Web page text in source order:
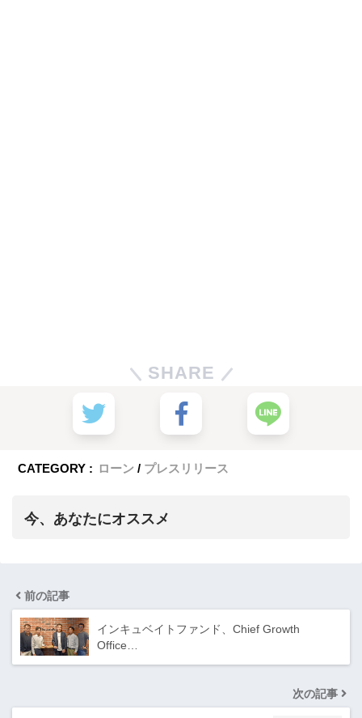
SHARE
CATEGORY : ローン プレスリリース
今、あなたにオススメ
前の記事
インキュベイトファンド、Chief Growth
Office…
次の記事